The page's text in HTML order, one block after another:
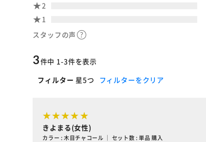
2
1
スタッフの声
3件中 1-3件を表示
フィルター 星5つ フィルターをクリア
きよまる(女性)
カラー : 木目チャコール ｜ セット数 : 単品 購入